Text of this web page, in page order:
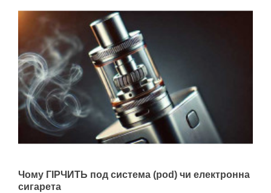
Чому ГІРЧИТЬ под система (pod) чи електронна
сигарета